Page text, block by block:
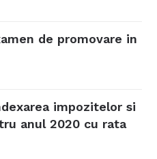
de promovare in
impozitelor si
anul 2020 cu rata